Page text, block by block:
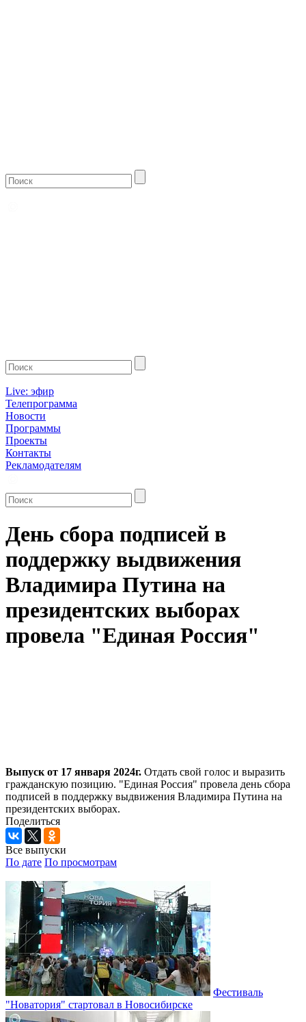
Live: эфир
Телепрограмма
Новости
Программы
Проекты
Контакты
Рекламодателям
День сбора подписей в
поддержку выдвижения
Владимира Путина на
президентских выборах
провела "Единая Россия"
Выпуск от 17 января 2024г. Отдать свой голос и выразить
гражданскую позицию. "Единая Россия" провела день сбора
подписей в поддержку выдвижения Владимира Путина на
президентских выборах.
Поделиться
Все выпуски
По дате По просмотрам
Фестиваль
"Новатория" стартовал в Новосибирске